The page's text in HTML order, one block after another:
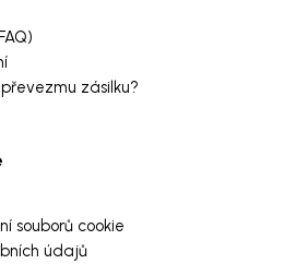
zásilku?
souborů cookie
údajů